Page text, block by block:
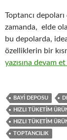
Toptancı
zamanda, elde
bu depolarda,
özelliklerin bir
5-Hızlı tüketim
yazısına devam et
BAYI DEPOSU
HIZLI TÜKETIM
HIZLI TÜKETIM
TOPTANCILIK